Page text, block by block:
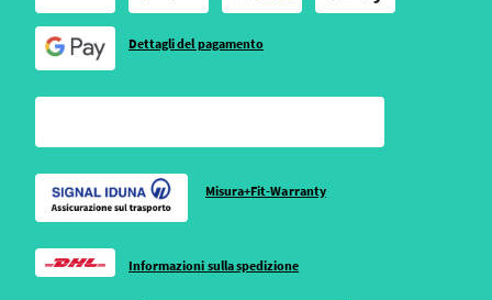
Dettagli del pagamento
Misura+Fit-Warranty
Informazioni sulla spedizione